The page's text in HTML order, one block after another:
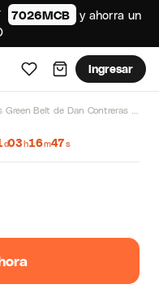
7026MCB
y ahorra un
Ingresar
Belt de Dan Contreras Gonzales
d03h16m46s